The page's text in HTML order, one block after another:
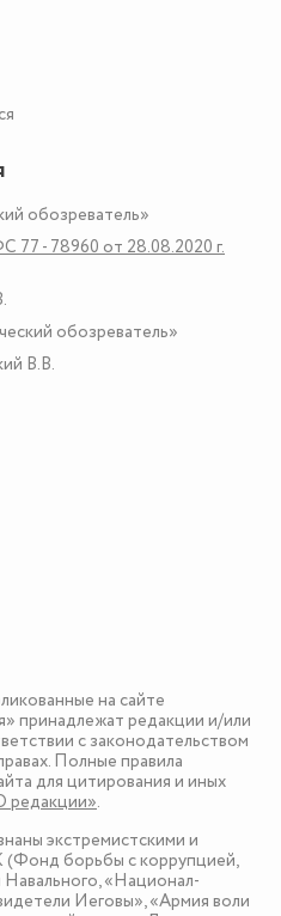
обозреватель»
- 78960 от 28.08.2020 г.
обозреватель»
В.В.
на сайте
принадлежат редакции и/или
с законодательством
Полные правила
для цитирования и иных
редакции».
экстремистскими и
борьбы с коррупцией,
«Национал-
Иеговы», «Армия воли